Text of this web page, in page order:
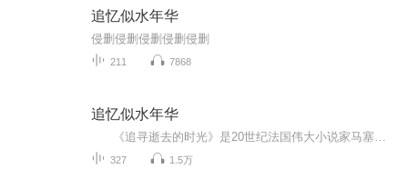
追忆似水年华
侵删侵删侵删侵删侵删
211 7868
追忆似水年华
327 1.5万